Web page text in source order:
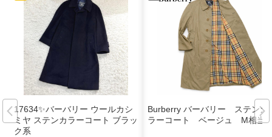
17634✨バーバリー ウールカシ
ミヤ ステンカラーコート ブラッ
ク系
Burberry バーバリー ステンカ
ラーコート ベージュ M相当